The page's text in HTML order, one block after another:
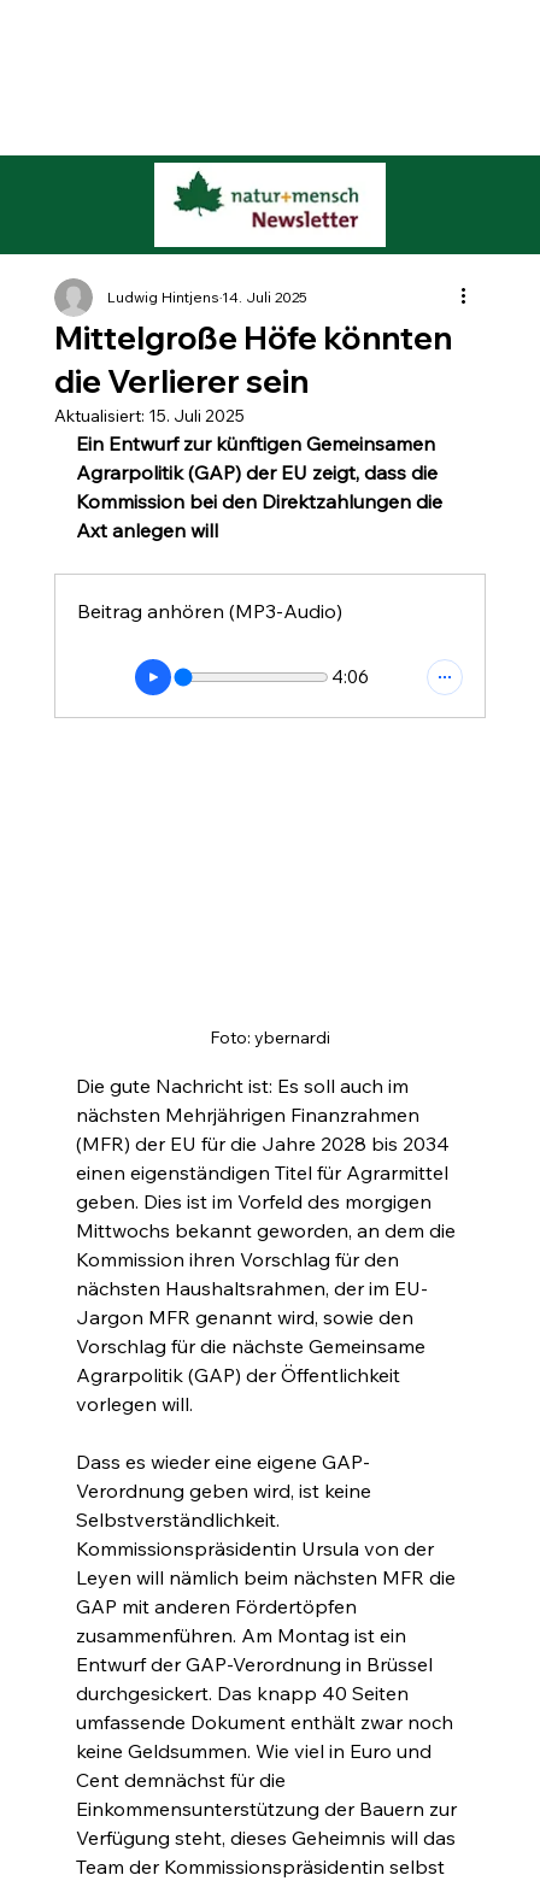
Mittelgroße Höfe könnten
die Verlierer sein
Ludwig Hintjens14. Juli 2025
Aktualisiert: 15. Juli 2025
Ein Entwurf zur künftigen Gemeinsamen
Agrarpolitik (GAP) der EU zeigt, dass die
Kommission bei den Direktzahlungen die
Axt anlegen will
Beitrag anhören (MP3-Audio)
4:06
Foto: ybernardi
Die gute Nachricht ist: Es soll auch im
nächsten Mehrjährigen Finanzrahmen
(MFR) der EU für die Jahre 2028 bis 2034
einen eigenständigen Titel für Agrarmittel
geben. Dies ist im Vorfeld des morgigen
Mittwochs bekannt geworden, an dem die
Kommission ihren Vorschlag für den
nächsten Haushaltsrahmen, der im EU-
Jargon MFR genannt wird, sowie den
Vorschlag für die nächste Gemeinsame
Agrarpolitik (GAP) der Öffentlichkeit
vorlegen will.
Dass es wieder eine eigene GAP-
Verordnung geben wird, ist keine
Selbstverständlichkeit.
Kommissionspräsidentin Ursula von der
Leyen will nämlich beim nächsten MFR die
GAP mit anderen Fördertöpfen
zusammenführen. Am Montag ist ein
Entwurf der GAP-Verordnung in Brüssel
durchgesickert. Das knapp 40 Seiten
umfassende Dokument enthält zwar noch
keine Geldsummen. Wie viel in Euro und
Cent demnächst für die
Einkommensunterstützung der Bauern zur
Verfügung steht, dieses Geheimnis will das
Team der Kommissionspräsidentin selbst